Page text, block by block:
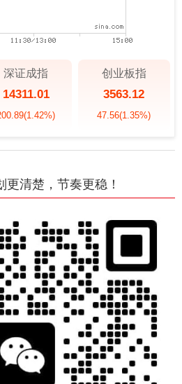
深证成指
14311.01
(1.42%)
创业板指
3563.12
47.56(1.35%)
清楚，节奏更稳！